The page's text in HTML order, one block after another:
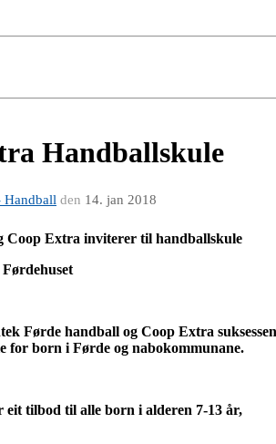
Handballskule
Handball den 14. jan 2018
Coop Extra inviterer til handballskule
Førde handball og Coop Extra suksessen
for born i Førde og nabokommunane.
eit tilbod til alle born i alderen 7-13 år,